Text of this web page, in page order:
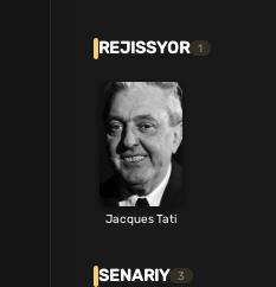
REJISSYOR 1
Jacques Tati
SENARIY 3